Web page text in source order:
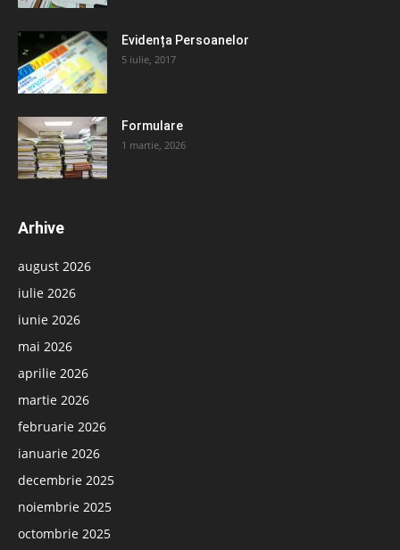
Evidența Persoanelor
5 iulie, 2017
Formulare
1 martie, 2026
Arhive
august 2026
iulie 2026
iunie 2026
mai 2026
aprilie 2026
martie 2026
februarie 2026
ianuarie 2026
decembrie 2025
noiembrie 2025
octombrie 2025